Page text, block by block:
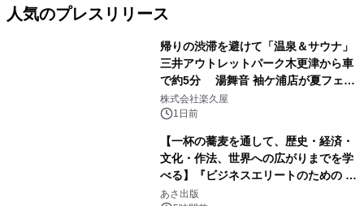
人気のプレスリリース
帰りの渋滞を避けて「温泉＆サウナ」
三井アウトレットパーク木更津から車
で約5分 湯舞音 袖ケ浦店が夏フェア
メニューを提供
株式会社楽久屋
1日前
【一杯の蕎麦を通して、歴史・経済・
文化・作法、世界への広がりまでを学
べる】『ビジネスエリートのための 教
養としての蕎麦』2026年8月25日
あさ出版